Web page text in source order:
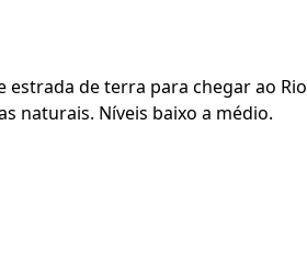
estrada de terra para chegar ao Rio
naturais. Níveis baixo a médio.